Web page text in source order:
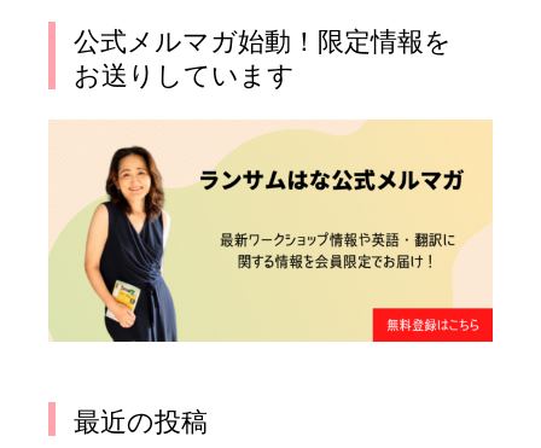
公式メルマガ始動！限定情報を
お送りしています
最近の投稿